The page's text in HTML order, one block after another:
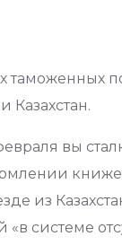
таможенных
Казахстан.
вы
из
системе